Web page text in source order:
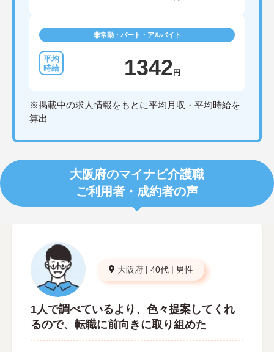
非常勤・パート・アルバイト
1342 円
※掲載中の求人情報をもとに平均月収・平均時給を
算出
大阪府のマイナビ介護職
ご利用者・成約者の声
大阪府 | 40代 | 男性
1人で調べているより、色々提案してくれ
るので、転職に前向きに取り組めた